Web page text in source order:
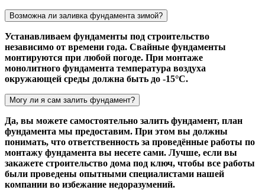
Возможна ли заливка фундамента зимой?
Устанавливаем фундаменты под строительство
независимо от времени года. Свайные фундаменты
монтируются при любой погоде. При монтаже
монолитного фундамента температура воздуха
окружающей среды должна быть до -15°С.
Могу ли я сам залить фундамент?
Да, вы можете самостоятельно залить фундамент, план
фундамента мы предоставим. При этом вы должны
понимать, что ответственность за проведённые работы по
монтажу фундамента вы несете сами. Лучше, если вы
закажете строительство дома под ключ, чтобы все работы
были проведены опытными специалистами нашей
компании во избежание недоразумений.